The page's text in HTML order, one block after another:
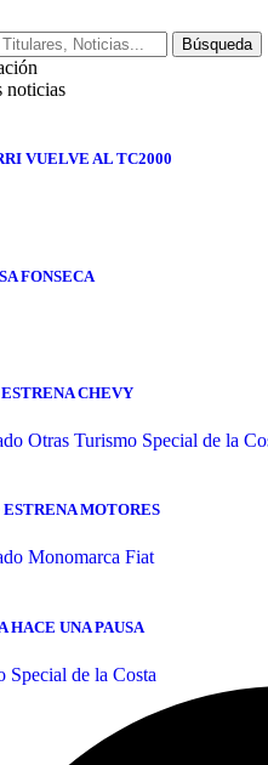
noticias
VUELVE AL TC2000
FONSECA
CHEVY
Otras Turismo Special de la
MOTORES
Monomarca Fiat
HACE UNA PAUSA
Special de la Costa